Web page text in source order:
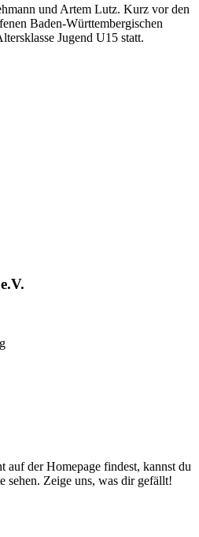
und Artem Lutz. Kurz vor den
Baden-Württembergischen
Jugend U15 statt.
auf der Homepage findest, kannst du
sehen. Zeige uns, was dir gefällt!